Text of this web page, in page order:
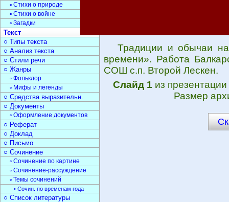
Традиции и обычаи
времени». Работа
СОШ с.п. Второй Лескен.
Слайд 1 из презентации
Размер
▫ Стихи о природе
▫ Стихи о войне
▫ Загадки
Текст
○ Типы текста
○ Анализ текста
○ Стили речи
○ Жанры
▫ Фольклор
▫ Мифы и легенды
○ Средства выразительн.
○ Документы
▫ Оформление документов
○ Реферат
○ Доклад
○ Письмо
○ Сочинение
▫ Сочинение по картине
▫ Сочинение-рассуждение
▫ Темы сочинений
• Сочин. по временам года
○ Список литературы